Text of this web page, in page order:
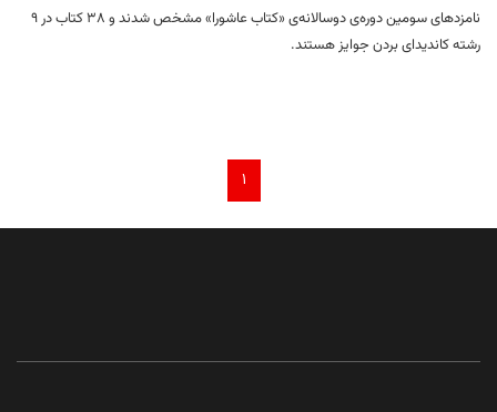
نامزدهای سومین دوره‌ی دوسالانه‌ی «کتاب عاشورا» مشخص شدند و ۳۸ کتاب در ۹
رشته کاندیدای بردن جوایز هستند.
۱